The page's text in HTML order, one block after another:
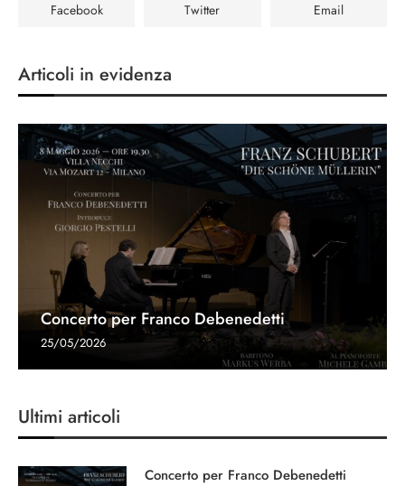
Facebook Twitter Email
Articoli in evidenza
Concerto per Franco Debenedetti
25/05/2026
Ultimi articoli
Concerto per Franco Debenedetti